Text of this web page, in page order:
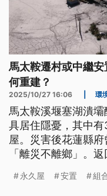
馬太鞍遷村或中繼
何重建？
2025/10/27 16:06 環
馬太鞍溪堰塞湖潰
具居住隱憂，其中
屋。災害後花蓮縣
「離災不離鄉」。
地重建或異地安置
永久屋 安置 組